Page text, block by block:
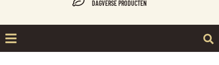
DAGVERSE PRODUCTEN